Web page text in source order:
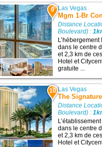
9 Las Vegas
Mgm 1-Br
Distance
Boulevard) :
dans le centre
et 2,3 km de
Hotel et
gratuite ...
10 Las Vegas
The
Distance
Boulevard) :
dans le centre
et 2,3 km de
Hotel et